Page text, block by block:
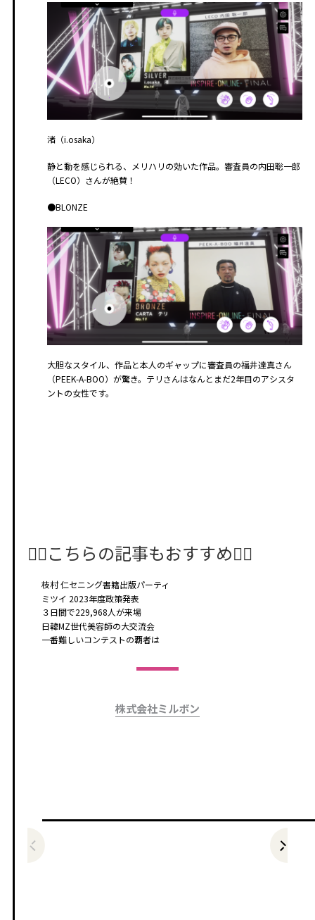
渚（i.osaka）
静と動を感じられる、メリハリの効いた作品。審査員の内田聡一郎
（LECO）さんが絶賛！
●BLONZE
大胆なスタイル、作品と本人のギャップに審査員の福井達真さん
（PEEK-A-BOO）が驚き。テリさんはなんとまだ2年目のアシスタ
ントの女性です。
🤸‍♂️こちらの記事もおすすめ🤸‍♀️
枝村 仁セニング書籍出版パーティ
ミツイ 2023年度政策発表
３日間で229,968人が来場
日韓MZ世代美容師の大交流会
一番難しいコンテストの覇者は
株式会社ミルボン